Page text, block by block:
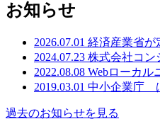
お知らせ
2026.07.01 経済産業省が
2024.07.23 株式会社コン
2022.08.08 Webローカル
2019.03.01 中小企業庁
過去のお知らせを見る